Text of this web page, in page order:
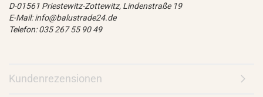
D-01561 Priestewitz-Zottewitz, Lindenstraße 19
E-Mail: info@balustrade24.de
Telefon: 035 267 55 90 49
Kundenrezensionen